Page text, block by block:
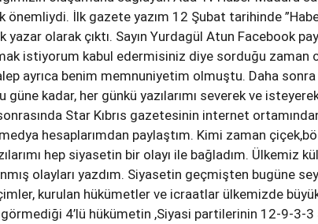
önemliydi. İlk gazete yazım 12 Şubat tarihinde
olarak çıktı. Sayın Yurdagül Atun Facebook
istiyorum kabul edermisiniz diye sorduğu zaman
ayrıca benim memnuniyetim olmuştu. Daha
kadar, her günkü yazılarımı severek ve
Star Kıbrıs gazetesinin internet
hesaplarımdan paylaştım. Kimi zaman
hep siyasetin bir olayı ile bağladım. Ülkemiz
olayları yazdım. Siyasetin geçmişten bugüne
kurulan hükümetler ve icraatlar ülkemizde
4’lü hükümetin ,Siyasi partilerinin 12-9-3-